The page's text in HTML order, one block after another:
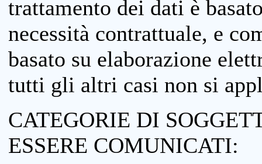
trattamento dei dati è
necessità contrattuale, e
basato su elaborazione
tutti gli altri casi non si
CATEGORIE DI
ESSERE COMUNICATI: